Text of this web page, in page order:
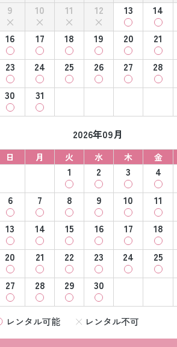
9
10 11 12 13 14
16
17 18 19 20 21
23
24 25 26 27 28
30
31
2026年09月
日 月 火 水 木 金
1 2 3 4
6
7 8 9 10 11
13
14 15 16 17 18
20
21 22 23 24 25
27
28 29 30
レンタル可能 レンタル不可